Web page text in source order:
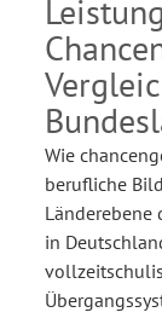
Wie
berufliche
Länderebene
in